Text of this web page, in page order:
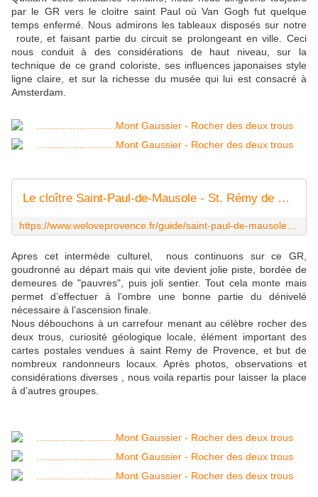
par le GR vers le cloitre saint Paul où Van Gogh fut quelque
temps enfermé. Nous admirons les tableaux disposés sur notre
route, et faisant partie du circuit se prolongeant en ville. Ceci
nous conduit à des considérations de haut niveau, sur la
technique de ce grand coloriste, ses influences japonaises style
ligne claire, et sur la richesse du musée qui lui est consacré à
Amsterdam.
Le cloître Saint-Paul-de-Mausole - St. Rémy de Provence - Provence France - We Love Provence
Apres cet intermède culturel, nous continuons sur ce GR,
goudronné au départ mais qui vite devient jolie piste, bordée de
demeures de "pauvres", puis joli sentier. Tout cela monte mais
permet d’effectuer à l’ombre une bonne partie du dénivelé
nécessaire à l’ascension finale.
Nous débouchons à un carrefour menant au célèbre rocher des
deux trous, curiosité géologique locale, élément important des
cartes postales vendues à saint Remy de Provence, et but de
nombreux randonneurs locaux. Après photos, observations et
considérations diverses , nous voila repartis pour laisser la place
à d’autres groupes.